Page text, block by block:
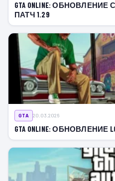
GTA ONLINE:
ПАТЧ 1.29
GTA 20.03.2026
GTA ONLINE: ОБНОВЛЕНИЕ